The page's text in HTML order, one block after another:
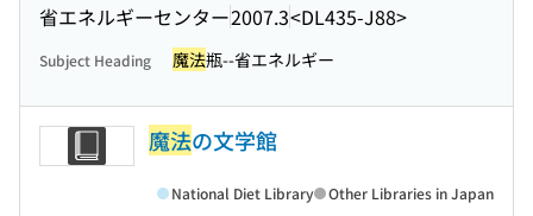
省エネルギーセンター2007.3<DL435-J88>
Subject Heading 魔法瓶--省エネルギー
魔法の文学館
National Diet Library Other Libraries in Japan